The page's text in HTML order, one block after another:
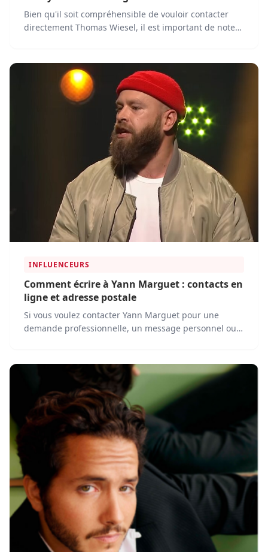
Bien qu'il soit compréhensible de vouloir contacter
directement Thomas Wiesel, il est important de noter
mail ou son numéro de téléphone, au public.
INFLUENCEURS
Comment écrire à Yann Marguet : contacts en
ligne et adresse postale
Si vous voulez contacter Yann Marguet pour une
demande professionnelle, un message personnel ou